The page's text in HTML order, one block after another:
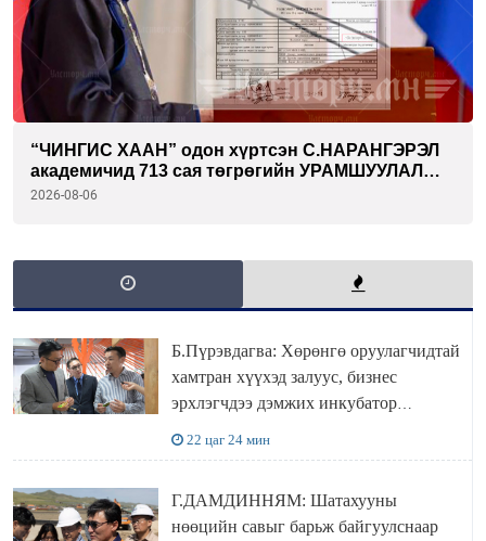
“ЧИНГИС ХААН” одон хүртсэн С.НАРАНГЭРЭЛ
академичид 713 сая төгрөгийн УРАМШУУЛАЛ
олгожээ
2026-08-06
Б.Пүрэвдагва: Хөрөнгө оруулагчидтай
хамтран хүүхэд залуус, бизнес
эрхлэгчдээ дэмжих инкубатор
22 цаг 24 мин
Г.ДАМДИННЯМ: Шатахууны
нөөцийн савыг барьж байгуулснаар